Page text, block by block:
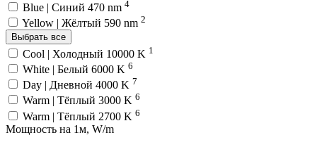
Blue | Синий 470 nm 4
Yellow | Жёлтый 590 nm 2
Выбрать все
Cool | Холодный 10000 K 1
White | Белый 6000 K 6
Day | Дневной 4000 K 7
Warm | Тёплый 3000 K 6
Warm | Тёплый 2700 K 6
Мощность на 1м, W/m